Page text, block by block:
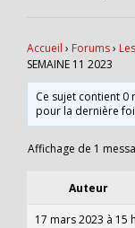
Accueil › Forums›
SEMAINE 11 2023
Ce sujet contient
pour la dernière
Affichage de 1
Auteur
17 mars 2023 à 15